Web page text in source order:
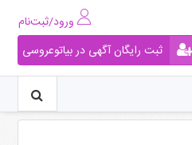
ثبت رایگان آگهی در بیاتوعروسی